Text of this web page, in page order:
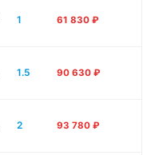
1 61 830 ₽
1.5 90 630 ₽
2 93 780 ₽